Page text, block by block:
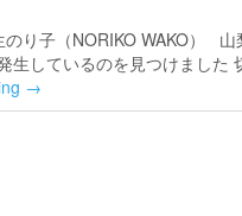
のり子（NORIKO WAKO）
生しているのを見つけました
→